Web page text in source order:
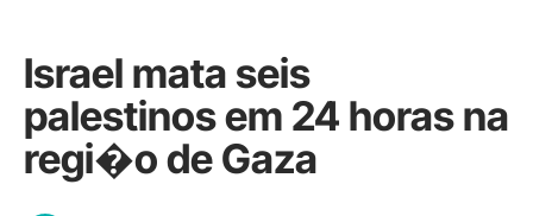
Israel mata seis
palestinos em 24 horas na
regi�o de Gaza